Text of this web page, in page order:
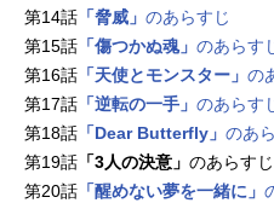
第14話 「脅威」 のあらすじ
第15話 「傷つかぬ魂」 のあらす
第16話 「天使とモンスター」 の
第17話 「逆転の一手」 のあらす
第18話 「Dear Butterfly」 のあ
第19話 「3人の決意」 のあらすじ
第20話 「醒めない夢を一緒に」